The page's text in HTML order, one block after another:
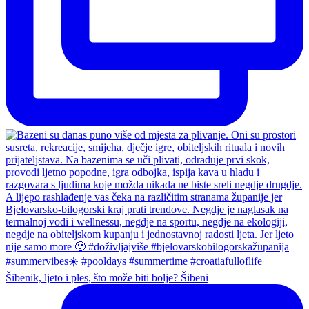
Šibenik, ljeto i ples, što može biti bolje? Šibeni